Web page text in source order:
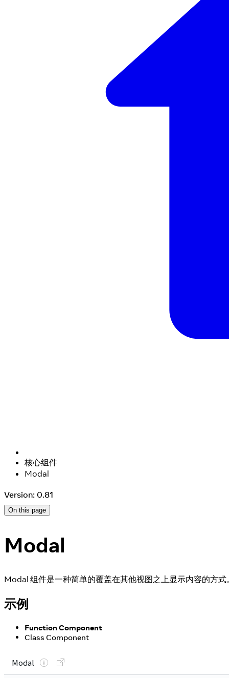
核心组件
Modal
Version: 0.81
On this page
Modal
Modal 组件是一种简单的覆盖在其他视图之上显示内容的方式
示例
Function Component
Class Component